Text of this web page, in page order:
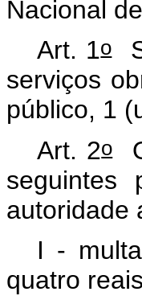
Nacional
Art. 1o
serviços
público, 1
Art. 2oO
seguintes
autoridade
I -
quatro